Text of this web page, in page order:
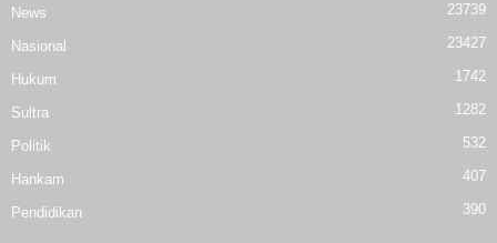
News 23739
Nasional 23427
Hukum 1742
Sultra 1282
Politik 532
Hankam 407
Pendidikan 390